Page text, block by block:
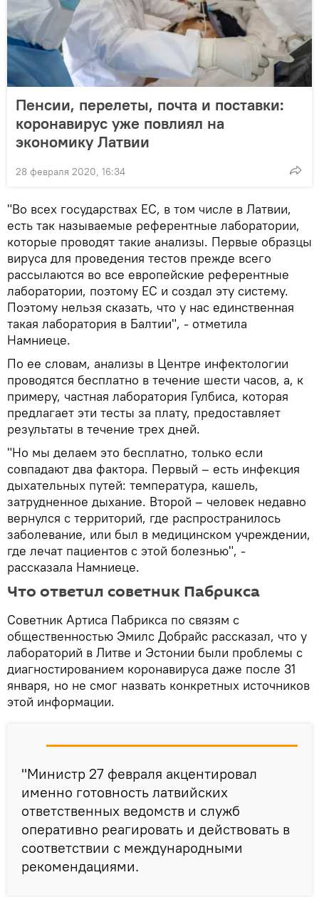
Пенсии, перелеты, почта и поставки:
коронавирус уже повлиял на
экономику Латвии
28 февраля 2020, 16:34
"Во всех государствах ЕС, в том числе в Латвии,
есть так называемые референтные лаборатории,
которые проводят такие анализы. Первые образцы
вируса для проведения тестов прежде всего
рассылаются во все европейские референтные
лаборатории, поэтому ЕС и создал эту систему.
Поэтому нельзя сказать, что у нас единственная
такая лаборатория в Балтии", - отметила
Намниеце.
По ее словам, анализы в Центре инфектологии
проводятся бесплатно в течение шести часов, а, к
примеру, частная лаборатория Гулбиса, которая
предлагает эти тесты за плату, предоставляет
результаты в течение трех дней.
"Но мы делаем это бесплатно, только если
совпадают два фактора. Первый – есть инфекция
дыхательных путей: температура, кашель,
затрудненное дыхание. Второй – человек недавно
вернулся с территорий, где распространилось
заболевание, или был в медицинском учреждении,
где лечат пациентов с этой болезнью", -
рассказала Намниеце.
Что ответил советник Пабрикса
Советник Артиса Пабрикса по связям с
общественностью Эмилс Добрайс рассказал, что у
лабораторий в Литве и Эстонии были проблемы с
диагностированием коронавируса даже после 31
января, но не смог назвать конкретных источников
этой информации.
"Министр 27 февраля акцентировал
именно готовность латвийских
ответственных ведомств и служб
оперативно реагировать и действовать в
соответствии с международными
рекомендациями.